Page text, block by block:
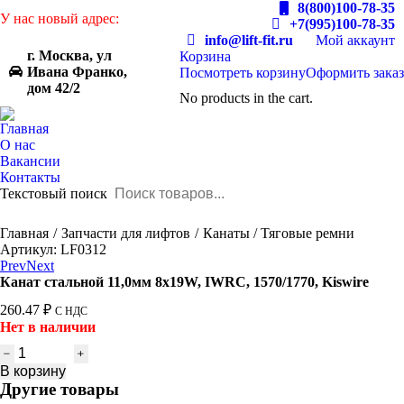
У нас новый адрес:
г. Москва, ул
Ивана Франко,
дом 42/2
8(800)100-78-35
+7(995)100-78-35
info@lift-fit.ru
Мой аккаунт
Корзина
Посмотреть корзинуОформить заказ
No products in the cart.
Главная
О нас
Вакансии
Контакты
Текстовый поиск
You are here:
Главная Запчасти для лифтов
Канаты / Тяговые ремни
Артикул: LF0312
PrevNext
Канат стальной 11,0мм 8х19W, IWRC, 1570/1770, Kiswire
260.47 ₽ С НДС
Нет в наличии
Количество
товара
Канат
стальной
В корзину
Другие товары